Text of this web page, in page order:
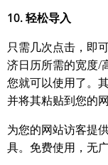
10. 轻松导入
只需几次点击，即
济日历所需的宽度/
您就可以使用了。
并将其粘贴到您的网
为您的网站访客提
具。免费使用，无